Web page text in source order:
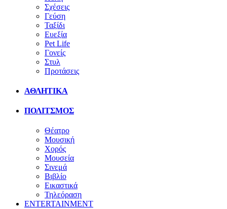
Σχέσεις
Γεύση
Ταξίδι
Ευεξία
Pet Life
Γονείς
Στυλ
Προτάσεις
ΑΘΛΗΤΙΚΑ
ΠΟΛΙΤΣΜΟΣ
Θέατρο
Μουσική
Χορός
Μουσεία
Σινεμά
Βιβλίο
Εικαστικά
Τηλεόραση
ENTERTAINMENT